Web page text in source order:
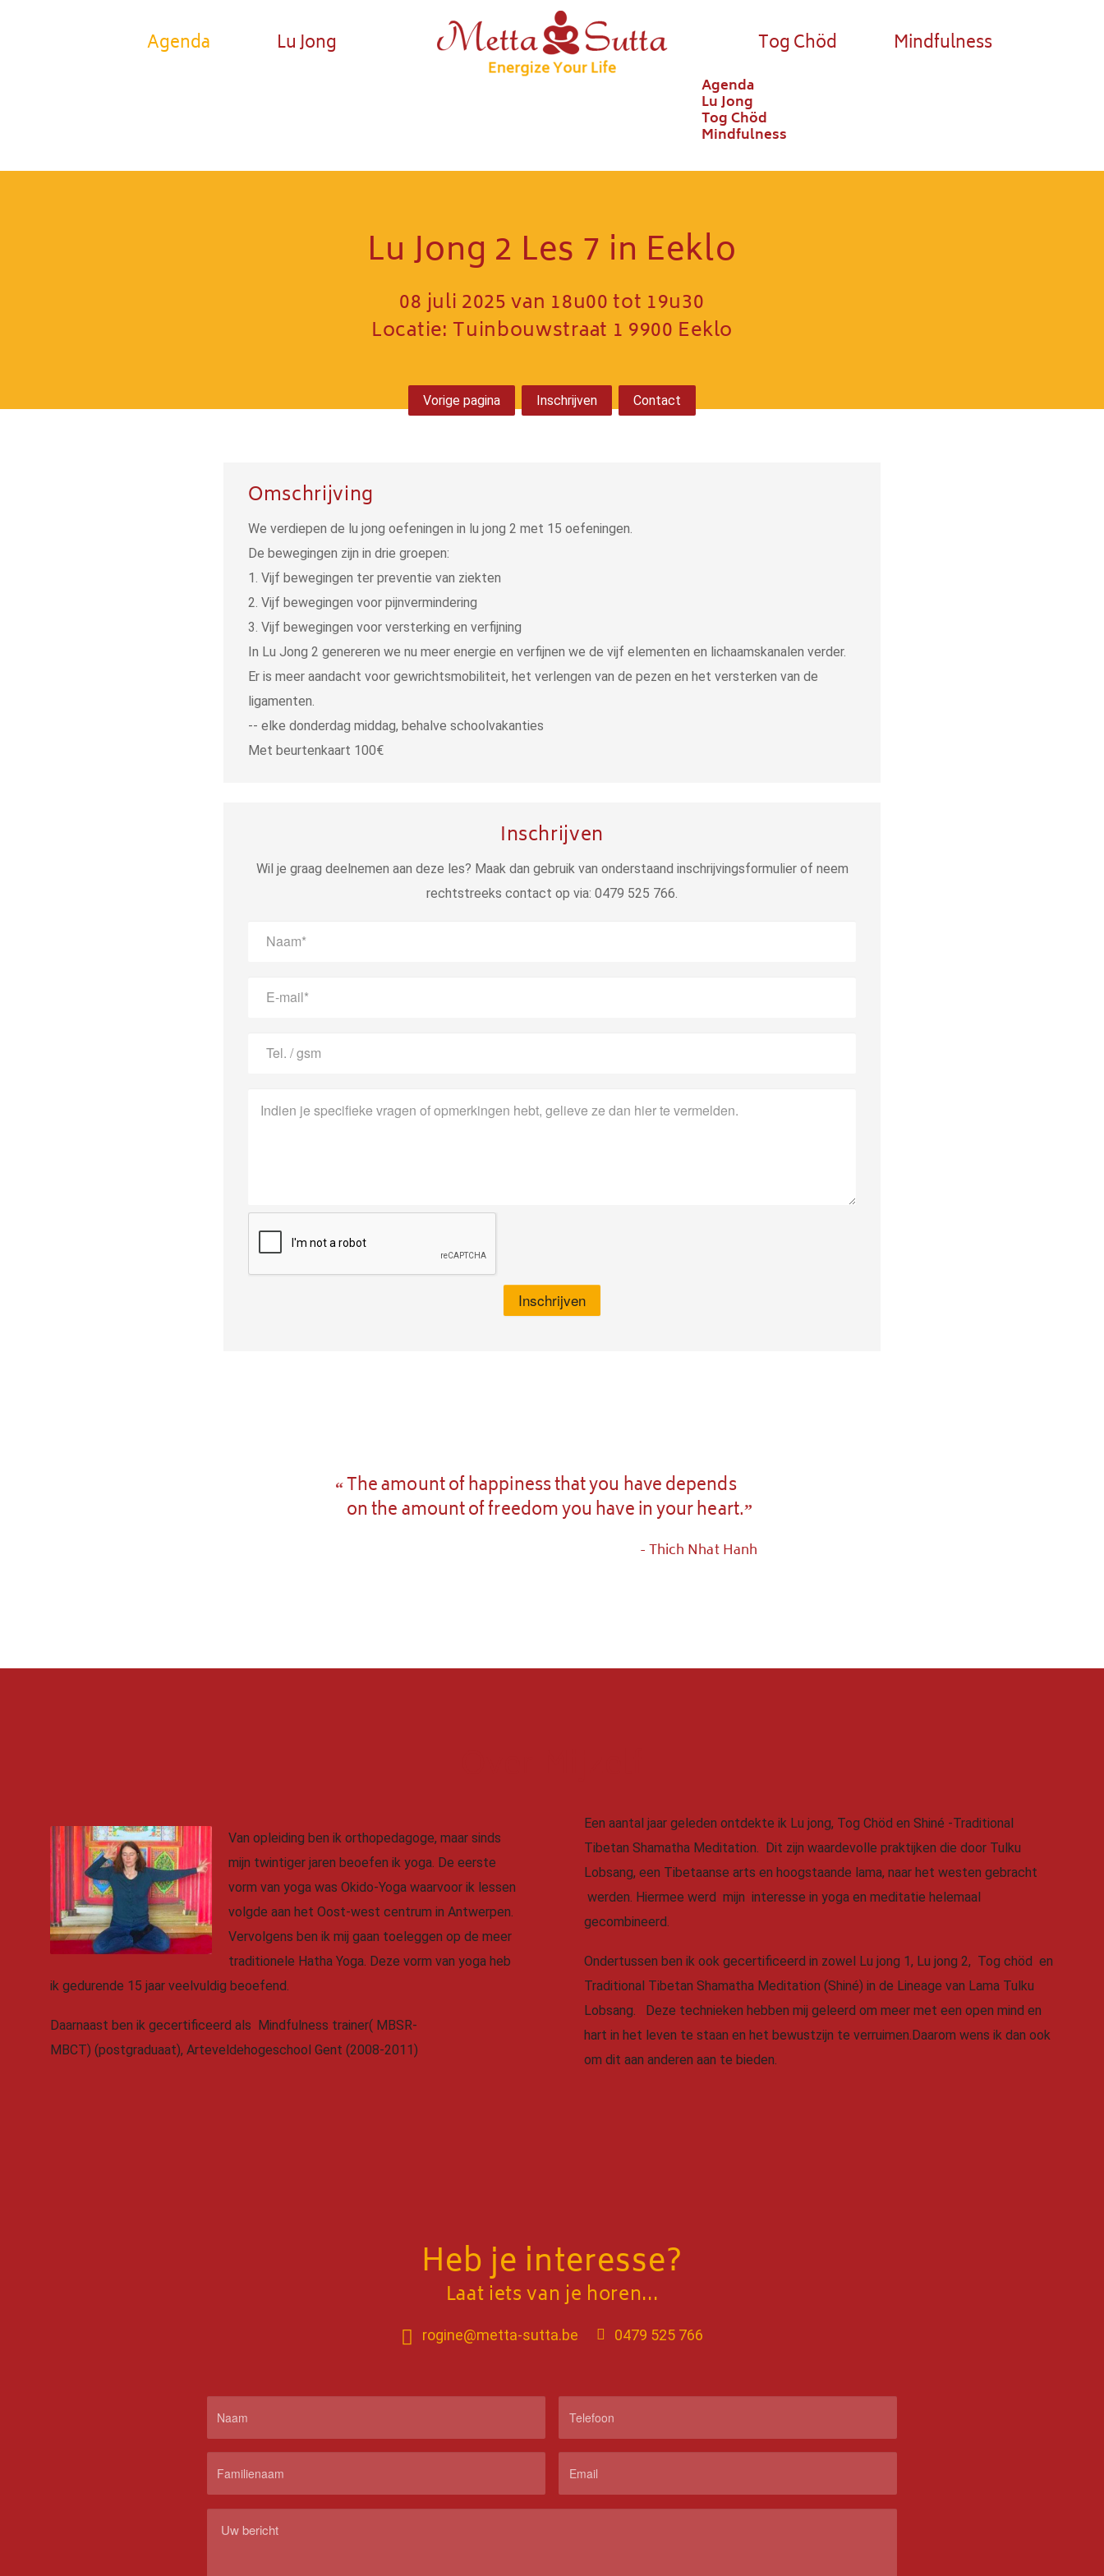
Agenda Lu Jong Tog Chöd Mindfulness
Agenda
Lu Jong
Tog Chöd
Mindfulness
Lu Jong 2 Les 7 in Eeklo
08 juli 2025 van 18u00 tot 19u30
Locatie: Tuinbouwstraat 1 9900 Eeklo
Vorige pagina Inschrijven Contact
Omschrijving
We verdiepen de lu jong oefeningen in lu jong 2 met 15 oefeningen.
De bewegingen zijn in drie groepen:
1. Vijf bewegingen ter preventie van ziekten
2. Vijf bewegingen voor pijnvermindering
3. Vijf bewegingen voor versterking en verfijning
In Lu Jong 2 genereren we nu meer energie en verfijnen we de vijf elementen en lichaamskanalen verder.
Er is meer aandacht voor gewrichtsmobiliteit, het verlengen van de pezen en het versterken van de
ligamenten.
-- elke donderdag middag, behalve schoolvakanties
Met beurtenkaart 100€
Inschrijven
Wil je graag deelnemen aan deze les? Maak dan gebruik van onderstaand inschrijvingsformulier of neem
rechtstreeks contact op via: 0479 525 766.
Inschrijven
The amount of happiness that you have depends
on the amount of freedom you have in your heart.
- Thich Nhat Hanh
Van opleiding ben ik orthopedagoge, maar sinds
mijn twintiger jaren beoefen ik yoga. De eerste
vorm van yoga was Okido-Yoga waarvoor ik lessen
volgde aan het Oost-west centrum in Antwerpen.
Vervolgens ben ik mij gaan toeleggen op de meer
traditionele Hatha Yoga. Deze vorm van yoga heb
ik gedurende 15 jaar veelvuldig beoefend.
Daarnaast ben ik gecertificeerd als Mindfulness trainer( MBSR-
MBCT) (postgraduaat), Arteveldehogeschool Gent (2008-2011)
Een aantal jaar geleden ontdekte ik Lu jong, Tog Chöd en Shiné -Traditional
Tibetan Shamatha Meditation. Dit zijn waardevolle praktijken die door Tulku
Lobsang, een Tibetaanse arts en hoogstaande lama, naar het westen gebracht
werden. Hiermee werd mijn interesse in yoga en meditatie helemaal
gecombineerd.
Ondertussen ben ik ook gecertificeerd in zowel Lu jong 1, Lu jong 2, Tog chöd en
Traditional Tibetan Shamatha Meditation (Shiné) in de Lineage van Lama Tulku
Lobsang. Deze technieken hebben mij geleerd om meer met een open mind en
hart in het leven te staan en het bewustzijn te verruimen.Daarom wens ik dan ook
om dit aan anderen aan te bieden.
Heb je interesse?
Laat iets van je horen...
rogine@metta-sutta.be 0479 525 766